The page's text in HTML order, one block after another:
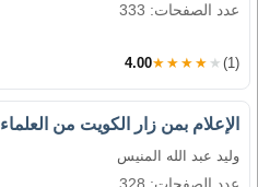
عدد الصفحات: 333
4.00★★★★★ (1)
الإعلام بمن زار الكويت من العلماء
وليد عبد الله المنيس